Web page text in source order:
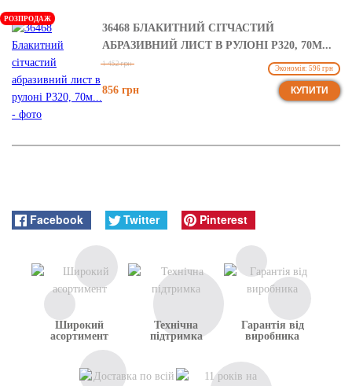
36468 БЛАКИТНИЙ СІТЧАСТИЙ
АБРАЗИВНИЙ ЛИСТ В РУЛОНІ Р320, 70М...
1 452 грн Экономія: 596 грн
856 грн КУПИТИ
РОЗПРОДАЖ
Facebook Twitter Pinterest
Широкий
асортимент
Технічна
підтримка
Гарантія від
виробника